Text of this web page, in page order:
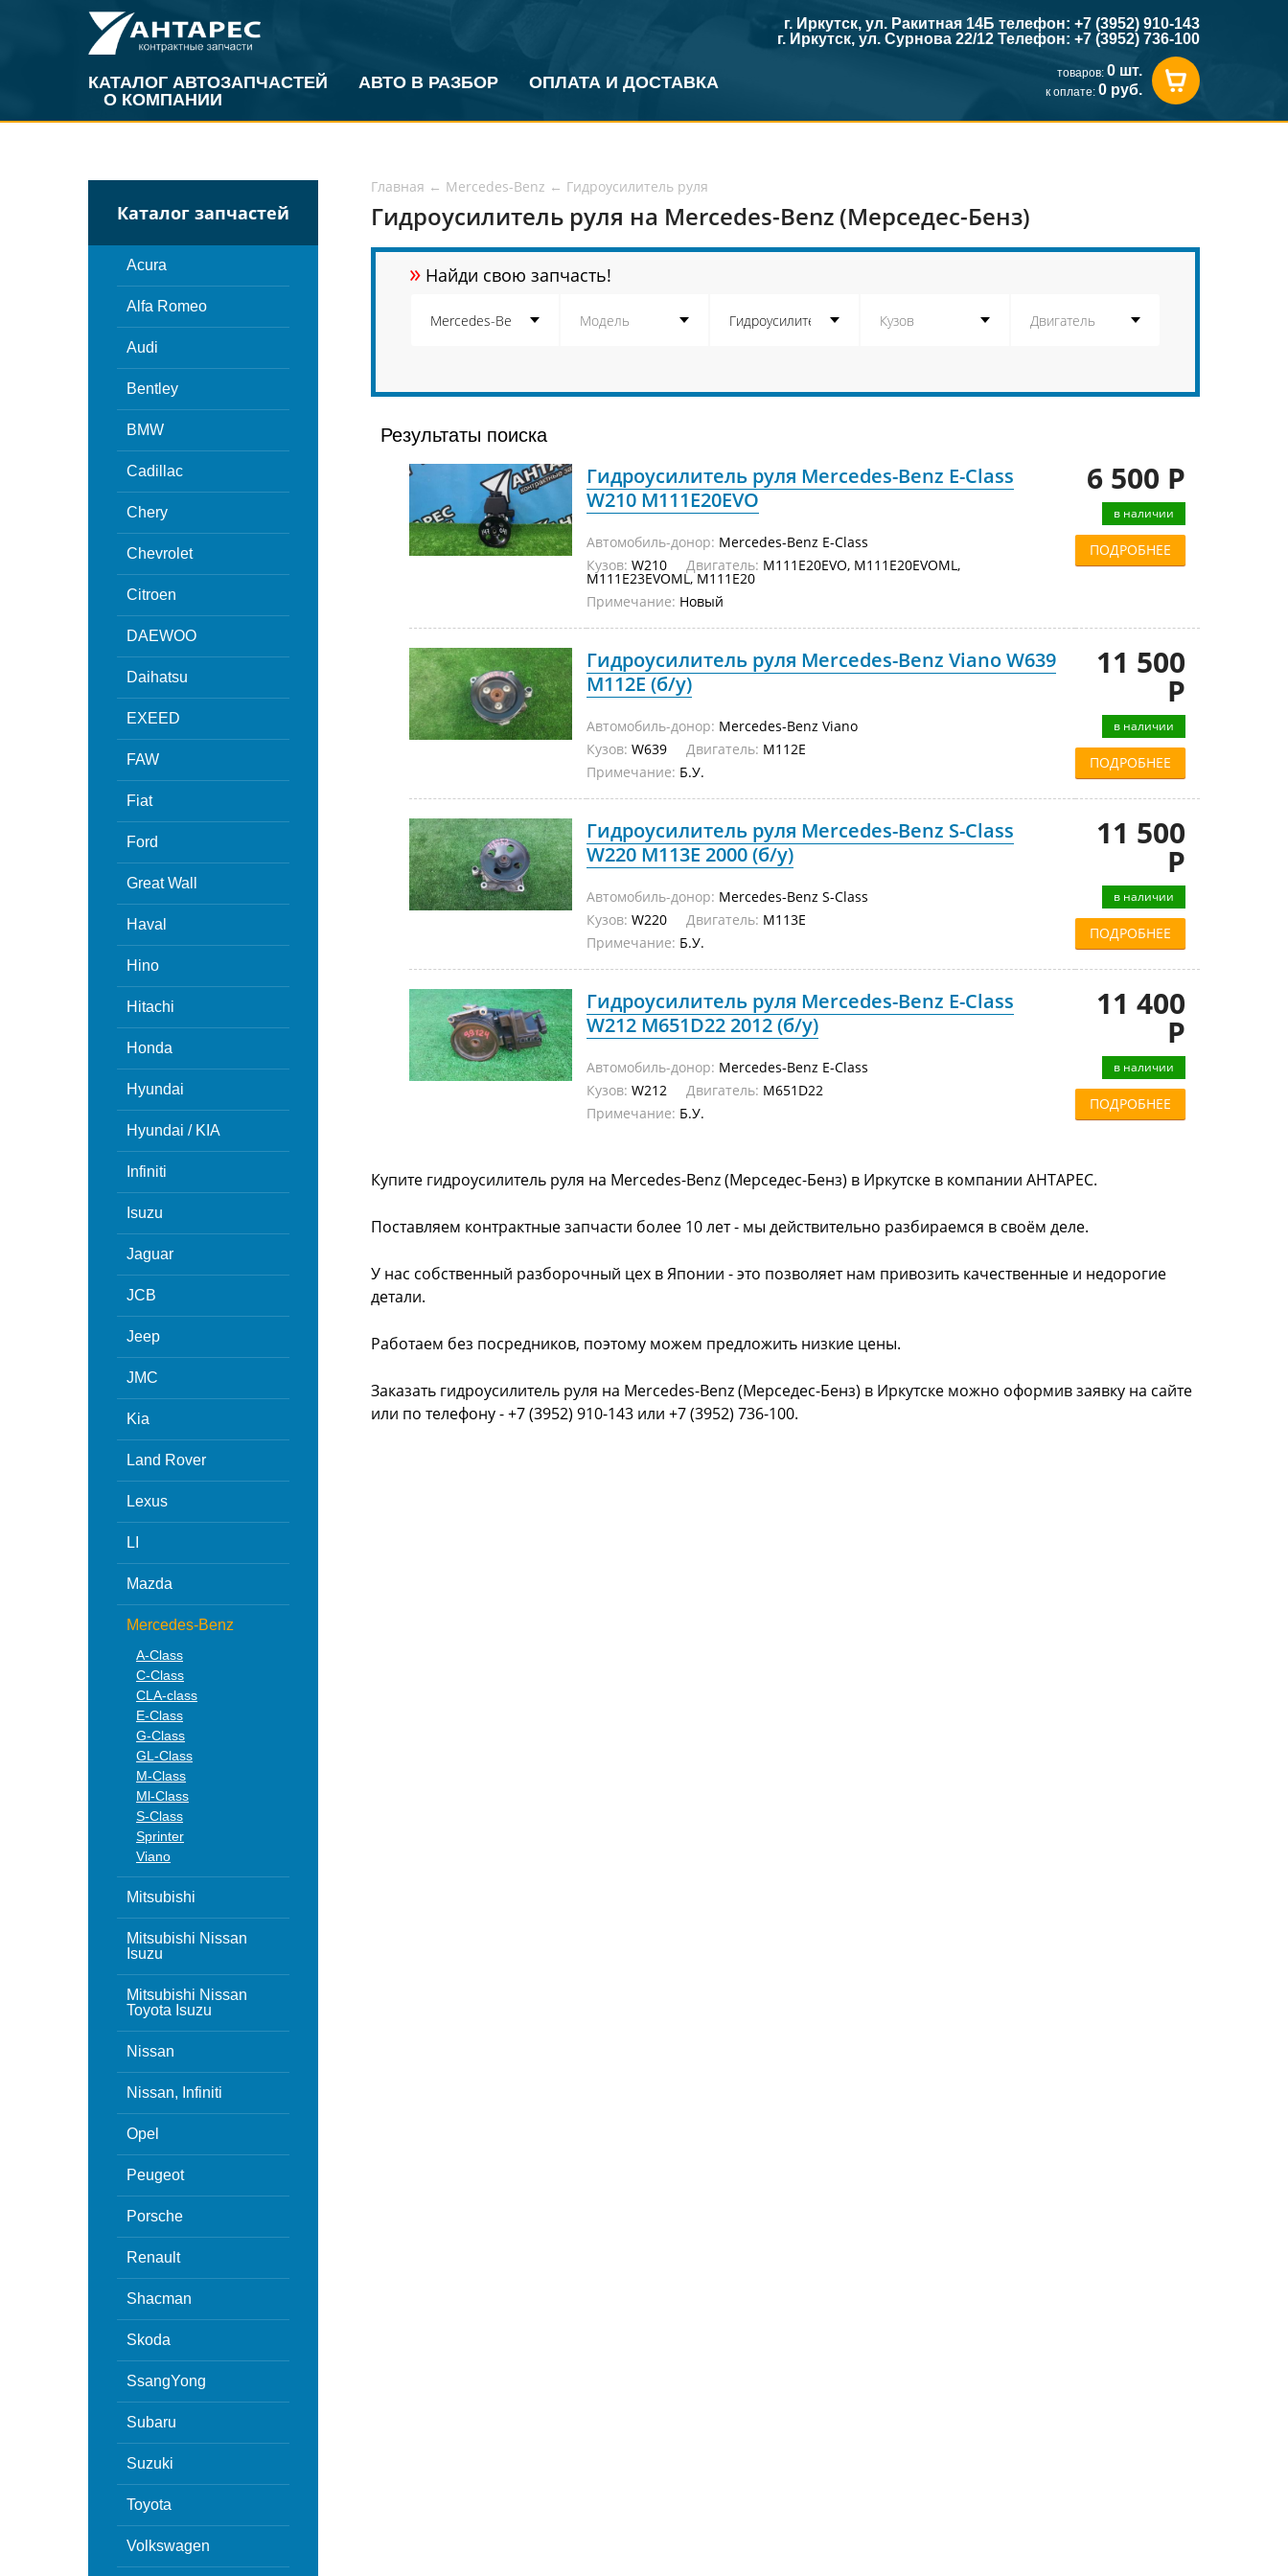
КАТАЛОГ АВТОЗАПЧАСТЕЙ АВТО В РАЗБОР
ОПЛАТА И ДОСТАВКА
О КОМПАНИИ
г. Иркутск, ул. Ракитная 14Б телефон: +7 (3952) 910-143
г. Иркутск, ул. Сурнова 22/12 Телефон: +7 (3952) 736-100
товаров: 0 шт.
к оплате: 0 руб.
Каталог запчастей
Acura
Alfa Romeo
Audi
Bentley
BMW
Cadillac
Chery
Chevrolet
Citroen
DAEWOO
Daihatsu
EXEED
FAW
Fiat
Ford
Great Wall
Haval
Hino
Hitachi
Honda
Hyundai
Hyundai / KIA
Infiniti
Isuzu
Jaguar
JCB
Jeep
JMC
Kia
Land Rover
Lexus
LI
Mazda
Mercedes-Benz
A-Class
C-Class
CLA-class
E-Class
G-Class
GL-Class
M-Class
Ml-Class
S-Class
Sprinter
Viano
Mitsubishi
Mitsubishi Nissan
Isuzu
Mitsubishi Nissan
Toyota Isuzu
Nissan
Nissan, Infiniti
Opel
Peugeot
Porsche
Renault
Shacman
Skoda
SsangYong
Subaru
Suzuki
Toyota
Volkswagen
Главная ← Mercedes-Benz ← Гидроусилитель руля
Гидроусилитель руля на Mercedes-Benz (Мерседес-Бенз)
» Найди свою запчасть!
Результаты поиска
Гидроусилитель руля Mercedes-Benz E-Class
W210 M111E20EVO
Автомобиль-донор: Mercedes-Benz E-Class
Кузов: W210 Двигатель: M111E20EVO, M111E20EVOML,
M111E23EVOML, M111E20
Примечание: Новый
6 500 Р
в наличии
ПОДРОБНЕЕ
Гидроусилитель руля Mercedes-Benz Viano W639
M112E (б/у)
Автомобиль-донор: Mercedes-Benz Viano
Кузов: W639 Двигатель: M112E
Примечание: Б.У.
11 500
Р
в наличии
ПОДРОБНЕЕ
Гидроусилитель руля Mercedes-Benz S-Class
W220 M113E 2000 (б/у)
Автомобиль-донор: Mercedes-Benz S-Class
Кузов: W220 Двигатель: M113E
Примечание: Б.У.
11 500
Р
в наличии
ПОДРОБНЕЕ
Гидроусилитель руля Mercedes-Benz E-Class
W212 M651D22 2012 (б/у)
Автомобиль-донор: Mercedes-Benz E-Class
Кузов: W212 Двигатель: M651D22
Примечание: Б.У.
11 400
Р
в наличии
ПОДРОБНЕЕ
Купите гидроусилитель руля на Mercedes-Benz (Мерседес-Бенз) в Иркутске в компании АНТАРЕС.
Поставляем контрактные запчасти более 10 лет - мы действительно разбираемся в своём деле.
У нас собственный разборочный цех в Японии - это позволяет нам привозить качественные и недорогие
детали.
Работаем без посредников, поэтому можем предложить низкие цены.
Заказать гидроусилитель руля на Mercedes-Benz (Мерседес-Бенз) в Иркутске можно оформив заявку на сайте
или по телефону - +7 (3952) 910-143 или +7 (3952) 736-100.